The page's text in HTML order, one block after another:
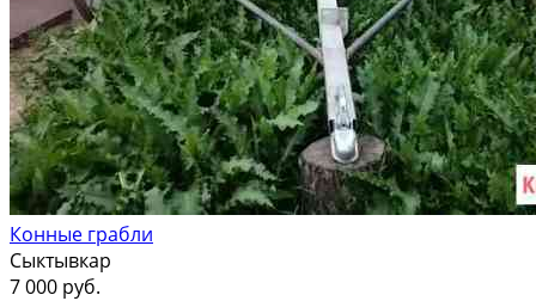
Конные грабли
Сыктывкар
7 000 руб.